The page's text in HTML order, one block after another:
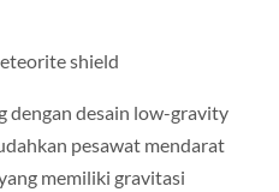
shield
dengan desain low-gravity
pesawat mendarat
memiliki gravitasi